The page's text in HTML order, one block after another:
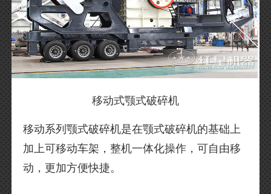
移动式颚式破碎机
移动系列颚式破碎机是在颚式破碎机的基础上
加上可移动车架，整机一体化操作，可自由移
动，更加方便快捷。